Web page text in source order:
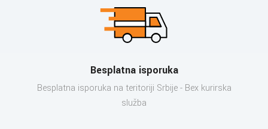
Besplatna isporuka
Besplatna isporuka na teritoriji Srbije - Bex kurirska
služba